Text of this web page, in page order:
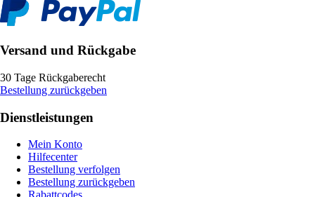
Versand und Rückgabe
30 Tage Rückgaberecht
Bestellung zurückgeben
Dienstleistungen
Mein Konto
Hilfecenter
Bestellung verfolgen
Bestellung zurückgeben